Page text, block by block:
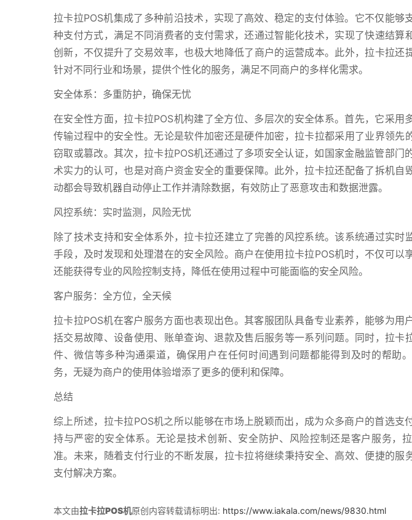
拉卡拉POS机集成了多种前沿技术，实现了高效、稳定的支付体验。它不仅能够
种支付方式，满足不同消费者的支付需求，还通过智能化技术，实现了快速结算
创新，不仅提升了交易效率，也极大地降低了商户的运营成本。此外，拉卡拉还
针对不同行业和场景，提供个性化的服务，满足不同商户的多样化需求。
安全体系：多重防护，确保无忧
在安全性方面，拉卡拉POS机构建了全方位、多层次的安全体系。首先，它采用
传输过程中的安全性。无论是软件加密还是硬件加密，拉卡拉都采用了业界领先
窃取或篡改。其次，拉卡拉POS机还通过了多项安全认证，如国家金融监管部门
术实力的认可，也是对商户资金安全的重要保障。此外，拉卡拉还配备了拆机自
动都会导致机器自动停止工作并清除数据，有效防止了恶意攻击和数据泄露。
风控系统：实时监测，风险无忧
除了技术支持和安全体系外，拉卡拉还建立了完善的风控系统。该系统通过实时
手段，及时发现和处理潜在的安全风险。商户在使用拉卡拉POS机时，不仅可以
还能获得专业的风险控制支持，降低在使用过程中可能面临的安全风险。
客户服务：全方位，全天候
拉卡拉POS机在客户服务方面也表现出色。其客服团队具备专业素养，能够为用
括交易故障、设备使用、账单查询、退款及售后服务等一系列问题。同时，拉卡
件、微信等多种沟通渠道，确保用户在任何时间遇到问题都能得到及时的帮助
务，无疑为商户的使用体验增添了更多的便利和保障。
总结
综上所述，拉卡拉POS机之所以能够在市场上脱颖而出，成为众多商户的首选支
持与严密的安全体系。无论是技术创新、安全防护、风险控制还是客户服务，
准。未来，随着支付行业的不断发展，拉卡拉将继续秉持安全、高效、便捷的服
支付解决方案。
本文由拉卡拉POS机原创内容转载请标明出: https://www.iakala.com/news/9830.html